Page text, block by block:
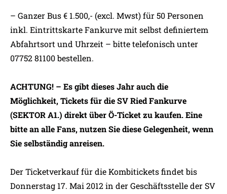
– Ganzer Bus € 1.500,- (excl. Mwst) für 50 Personen
inkl. Eintrittskarte Fankurve mit selbst definiertem
Abfahrtsort und Uhrzeit – bitte telefonisch unter
07752 81100 bestellen.
ACHTUNG! – Es gibt dieses Jahr auch die
Möglichkeit, Tickets für die SV Ried Fankurve
(SEKTOR A1.) direkt über Ö-Ticket zu kaufen. Eine
bitte an alle Fans, nutzen Sie diese Gelegenheit,wenn
Sie selbständig anreisen.
Der Ticketverkauf für die Kombitickets findet bis
Donnerstag 17. Mai 2012 in der Geschäftsstelle der SV